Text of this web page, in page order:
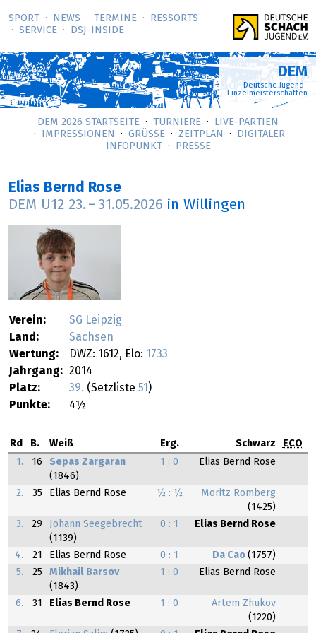
SPORT NEWS TERMINE
RESSORTS
SERVICE
DSJ-­INSIDE
DEM
Deutsche Jugend-
Einzelmeisterschaften
DEM 2026 STARTSEITE TURNIERE
LIVE-PARTIEN
IMPRESSIONEN
GRÜSSE ZEITPLAN
DIGITALER
INFOPUNKT
PRESSE
Elias Bernd Rose
DEM U12 23. – 31.05.2026 in Willingen
Verein:
SG Leipzig
Land:
Sachsen
Wertung:
DWZ: 1612, Elo: 1733
Jahrgang: 2014
Platz:
39. (Setzliste 51 )
Punkte:
4½
Rd B. Weiß Erg. Schwarz
ECO
1.
16
Sepas Zargaran
(1846)
1 : 0 Elias Bernd Rose
2. 35 Elias Bernd Rose ½ : ½
Moritz Romberg
(1425)
3.
29
Johann Seegebrecht
(1139)
0 : 1 Elias Bernd Rose
4. 21 Elias Bernd Rose 0 : 1 Da Cao (1757)
5.
25
Mikhail Barsov
(1843)
1 : 0 Elias Bernd Rose
6. 31 Elias Bernd Rose 1 : 0
Artem Zhukov
(1220)